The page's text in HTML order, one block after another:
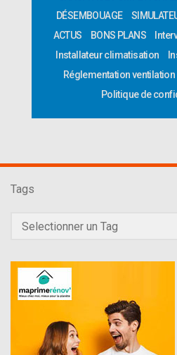
DÉSEMBOUAGE
ACTUS
BONS PLANS
Installateur climatisation
Réglementation ventilation
Politique de
Tags